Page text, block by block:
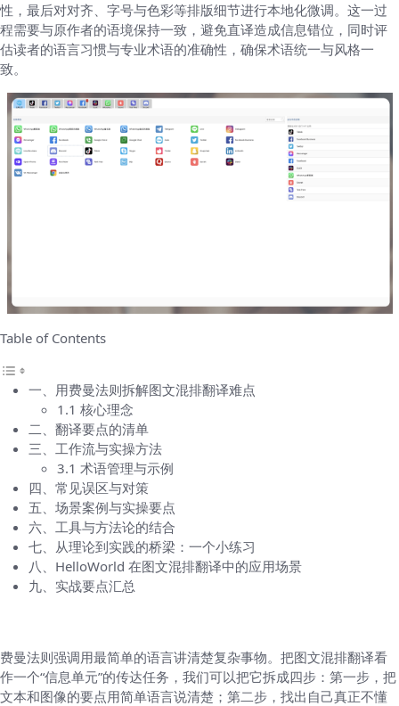
性，最后对对齐、字号与色彩等排版细节进行本地化微调。这一过
程需要与原作者的语境保持一致，避免直译造成信息错位，同时评
估读者的语言习惯与专业术语的准确性，确保术语统一与风格一
致。
Table of Contents
一、用费曼法则拆解图文混排翻译难点
1.1 核心理念
二、翻译要点的清单
三、工作流与实操方法
3.1 术语管理与示例
四、常见误区与对策
五、场景案例与实操要点
六、工具与方法论的结合
七、从理论到实践的桥梁：一个小练习
八、HelloWorld 在图文混排翻译中的应用场景
九、实战要点汇总
费曼法则强调用最简单的语言讲清楚复杂事物。把图文混排翻译看
作一个“信息单元”的传达任务，我们可以把它拆成四步：第一步，把
文本和图像的要点用简单语言说清楚；第二步，找出自己真正不懂